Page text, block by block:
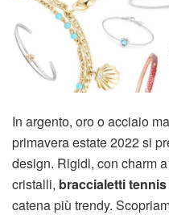
In argento, oro o acciaio
primavera estate 2022 si
design. Rigidi, con charm
cristalli, braccialetti tennis
catena più trendy.